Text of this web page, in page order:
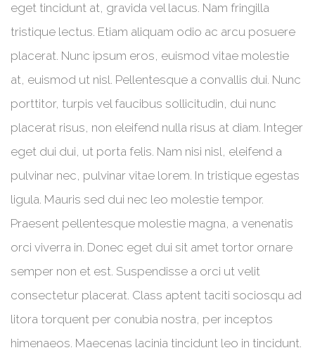
eget tincidunt at, gravida vel lacus. Nam fringilla
tristique lectus. Etiam aliquam odio ac arcu posuere
placerat. Nunc ipsum eros, euismod vitae molestie
at, euismod ut nisl. Pellentesque a convallis dui. Nunc
porttitor, turpis vel faucibus sollicitudin, dui nunc
placerat risus, non eleifend nulla risus at diam. Integer
eget dui dui, ut porta felis. Nam nisi nisl, eleifend a
pulvinar nec, pulvinar vitae lorem. In tristique egestas
ligula. Mauris sed dui nec leo molestie tempor.
Praesent pellentesque molestie magna, a venenatis
orci viverra in. Donec eget dui sit amet tortor ornare
semper non et est. Suspendisse a orci ut velit
consectetur placerat. Class aptent taciti sociosqu ad
litora torquent per conubia nostra, per inceptos
himenaeos. Maecenas lacinia tincidunt leo in tincidunt.